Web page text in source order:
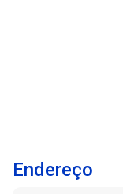
ar-
ideal para
semimobiliada,
Endereço